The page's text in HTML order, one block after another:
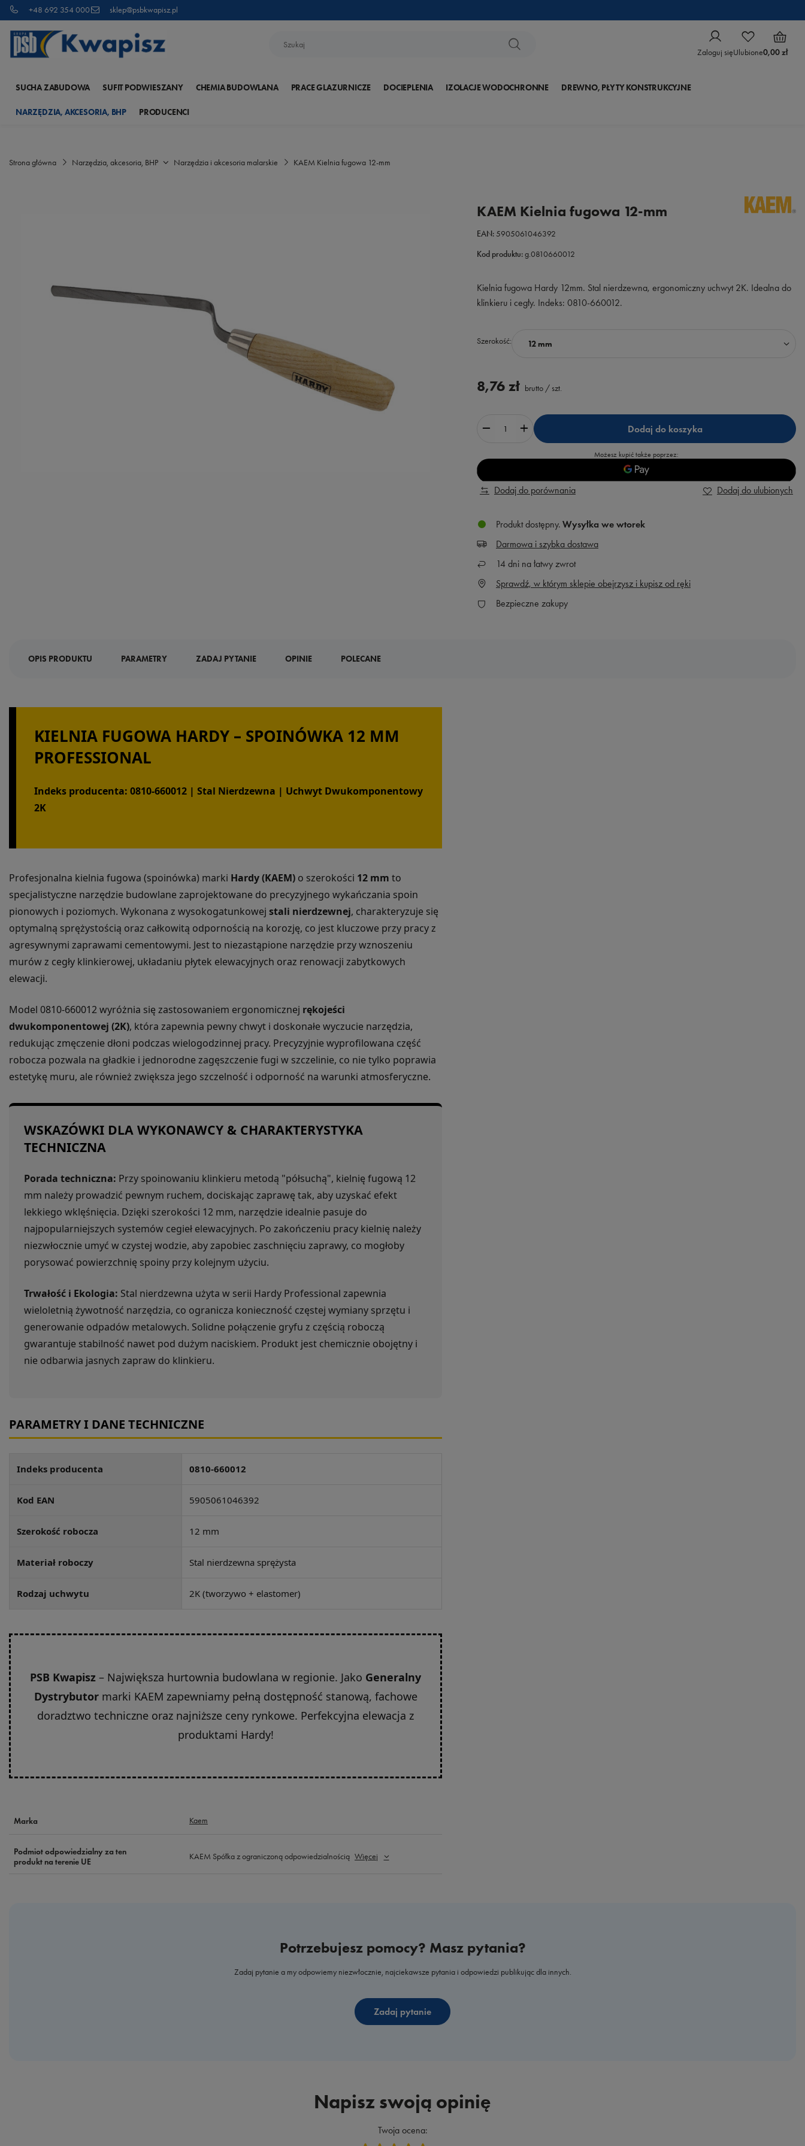
+48 692 354 000 sklep@psbkwapisz.pl
Zaloguj sięUlubione0,00 zł
SUCHA ZABUDOWA SUFIT PODWIESZANY CHEMIA BUDOWLANA PRACE GLAZURNICZE DOCIEPLENIA IZOLACJE WODOCHRONNE DREWNO, PŁYTY KONSTRUKCYJNE
NARZĘDZIA, AKCESORIA, BHP PRODUCENCI
Strona główna Narzędzia, akcesoria, BHP Narzędzia i akcesoria malarskie KAEM Kielnia fugowa 12-mm
KAEM Kielnia fugowa 12-mm
EAN:5905061046392
Kod produktu:g.0810660012
Kielnia fugowa Hardy 12mm. Stal nierdzewna, ergonomiczny uchwyt 2K. Idealna do
klinkieru i cegły. Indeks: 0810-660012.
Szerokość 12 mm
8,76 zł brutto / szt.
Dodaj do koszyka
Możesz kupić także poprzez:
Dodaj do porównania Dodaj do ulubionych
Produkt dostępny Wysyłka we wtorek
Darmowa i szybka dostawa
14 dni na łatwy zwrot
Sprawdź, w którym sklepie obejrzysz i kupisz od ręki
Bezpieczne zakupy
OPIS PRODUKTU PARAMETRY ZADAJ PYTANIE OPINIE POLECANE
KIELNIA FUGOWA HARDY – SPOINÓWKA 12 MM
PROFESSIONAL
Indeks producenta: 0810-660012 | Stal Nierdzewna | Uchwyt Dwukomponentowy
2K
Profesjonalna kielnia fugowa (spoinówka) marki Hardy (KAEM) o szerokości 12 mm to
specjalistyczne narzędzie budowlane zaprojektowane do precyzyjnego wykańczania spoin
pionowych i poziomych. Wykonana z wysokogatunkowej stali nierdzewnej, charakteryzuje się
optymalną sprężystością oraz całkowitą odpornością na korozję, co jest kluczowe przy pracy z
agresywnymi zaprawami cementowymi. Jest to niezastąpione narzędzie przy wznoszeniu
murów z cegły klinkierowej, układaniu płytek elewacyjnych oraz renowacji zabytkowych
elewacji.
Model 0810-660012 wyróżnia się zastosowaniem ergonomicznej rękojeści
dwukomponentowej (2K), która zapewnia pewny chwyt i doskonałe wyczucie narzędzia,
redukując zmęczenie dłoni podczas wielogodzinnej pracy. Precyzyjnie wyprofilowana część
robocza pozwala na gładkie i jednorodne zagęszczenie fugi w szczelinie, co nie tylko poprawia
estetykę muru, ale również zwiększa jego szczelność i odporność na warunki atmosferyczne.
WSKAZÓWKI DLA WYKONAWCY & CHARAKTERYSTYKA
TECHNICZNA
Porada techniczna: Przy spoinowaniu klinkieru metodą "półsuchą", kielnię fugową 12
mm należy prowadzić pewnym ruchem, dociskając zaprawę tak, aby uzyskać efekt
lekkiego wklęśnięcia. Dzięki szerokości 12 mm, narzędzie idealnie pasuje do
najpopularniejszych systemów cegieł elewacyjnych. Po zakończeniu pracy kielnię należy
niezwłocznie umyć w czystej wodzie, aby zapobiec zaschnięciu zaprawy, co mogłoby
porysować powierzchnię spoiny przy kolejnym użyciu.
Trwałość i Ekologia: Stal nierdzewna użyta w serii Hardy Professional zapewnia
wieloletnią żywotność narzędzia, co ogranicza konieczność częstej wymiany sprzętu i
generowanie odpadów metalowych. Solidne połączenie gryfu z częścią roboczą
gwarantuje stabilność nawet pod dużym naciskiem. Produkt jest chemicznie obojętny i
nie odbarwia jasnych zapraw do klinkieru.
PARAMETRY I DANE TECHNICZNE
Indeks producenta 0810-660012
Kod EAN 5905061046392
Szerokość robocza 12 mm
Materiał roboczy Stal nierdzewna sprężysta
Rodzaj uchwytu 2K (tworzywo + elastomer)
PSB Kwapisz – Największa hurtownia budowlana w regionie. Jako Generalny
Dystrybutormarki KAEM zapewniamy pełną dostępność stanową, fachowe
doradztwo techniczne oraz najniższe ceny rynkowe. Perfekcyjna elewacja z
produktami Hardy!
Marka Kaem
Podmiot odpowiedzialny za ten
produkt na terenie UE
KAEM Spółka z ograniczoną odpowiedzialnością Więcej
Potrzebujesz pomocy? Masz pytania?
Zadaj pytanie a my odpowiemy niezwłocznie, najciekawsze pytania i odpowiedzi publikując dla innych.
Zadaj pytanie
Napisz swoją opinię
Twoja ocena: